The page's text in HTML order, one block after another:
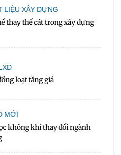
LIỆU XÂY DỰNG
thay thế cát trong xây dựng
loạt tăng giá
MỚI
không khí thay đổi ngành